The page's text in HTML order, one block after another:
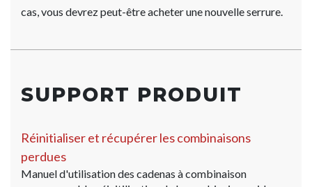
cas, vous devrez peut-être acheter une nouvelle serrure.
SUPPORT PRODUIT
Réinitialiser et récupérer les combinaisons
perdues
Manuel d'utilisation des cadenas à combinaison